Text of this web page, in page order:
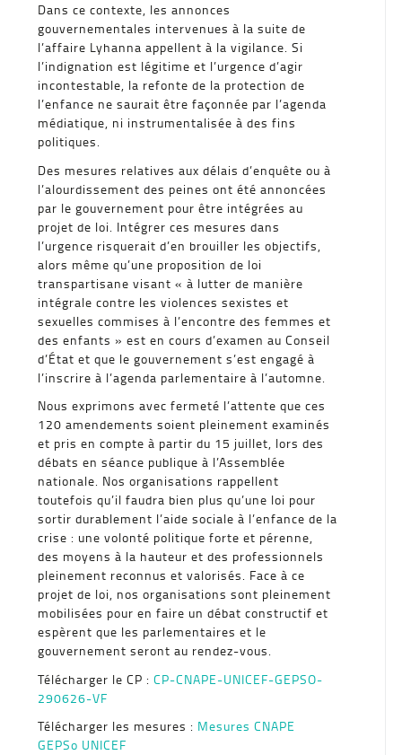
Dans ce contexte, les annonces
gouvernementales intervenues à la suite de
l’affaire Lyhanna appellent à la vigilance. Si
l’indignation est légitime et l’urgence d’agir
incontestable, la refonte de la protection de
l’enfance ne saurait être façonnée par l’agenda
médiatique, ni instrumentalisée à des fins
politiques.
Des mesures relatives aux délais d’enquête ou à
l’alourdissement des peines ont été annoncées
par le gouvernement pour être intégrées au
projet de loi. Intégrer ces mesures dans
l’urgence risquerait d’en brouiller les objectifs,
alors même qu’une proposition de loi
transpartisane visant « à lutter de manière
intégrale contre les violences sexistes et
sexuelles commises à l’encontre des femmes et
des enfants » est en cours d’examen au Conseil
d’État et que le gouvernement s’est engagé à
l’inscrire à l’agenda parlementaire à l’automne.
Nous exprimons avec fermeté l’attente que ces
120 amendements soient pleinement examinés
et pris en compte à partir du 15 juillet, lors des
débats en séance publique à l’Assemblée
nationale. Nos organisations rappellent
toutefois qu’il faudra bien plus qu’une loi pour
sortir durablement l’aide sociale à l’enfance de la
crise : une volonté politique forte et pérenne,
des moyens à la hauteur et des professionnels
pleinement reconnus et valorisés. Face à ce
projet de loi, nos organisations sont pleinement
mobilisées pour en faire un débat constructif et
espèrent que les parlementaires et le
gouvernement seront au rendez-vous.
Télécharger le CP : CP-CNAPE-UNICEF-GEPSO-
290626-VF
Télécharger les mesures : Mesures CNAPE
GEPSo UNICEF